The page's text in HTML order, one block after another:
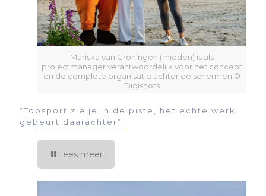
Mariska van Groningen (midden) is als
projectmanager verantwoordelijk voor het concept
en de complete organisatie achter de schermen ©
Digishots
“Topsport zie je in de piste, het echte werk
gebeurt daarachter”
Lees meer